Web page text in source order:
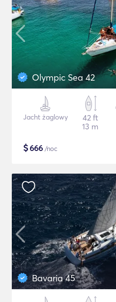
Olympic Sea 42
Jacht żaglowy
42 ft
13 m
$666 /noc
Bavaria 45